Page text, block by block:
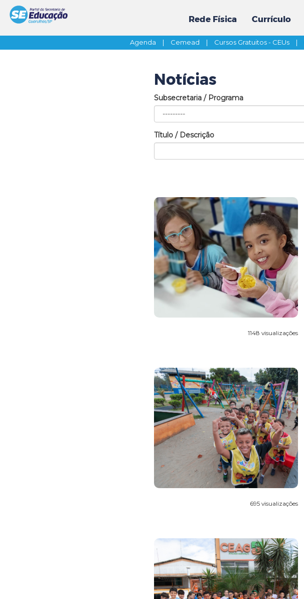
Rede Física Currículo
Agenda | Cemead | Cursos Gratuitos - CEUs |
Notícias
Subsecretaria / Programa
Título / Descrição
1148 visualizações
695 visualizações